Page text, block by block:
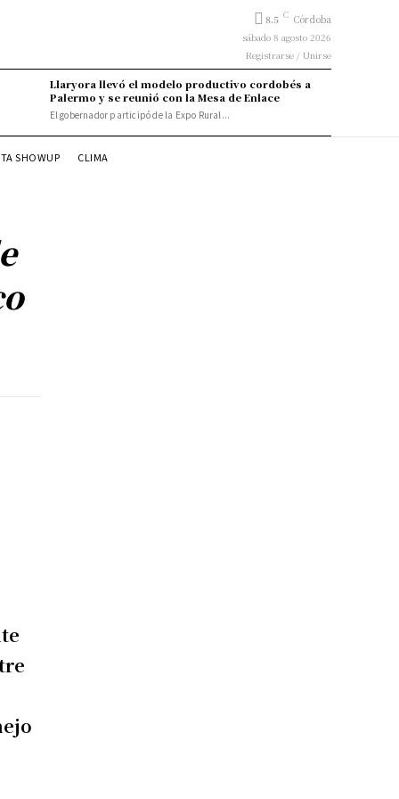
8.5 C Córdoba
sábado 8 agosto 2026
Registrarse / Unirse
Llaryora llevó el modelo productivo cordobés a
Palermo y se reunió con la Mesa de Enlace
El gobernador participó de la Expo Rural...
SHOWUP CLIMA